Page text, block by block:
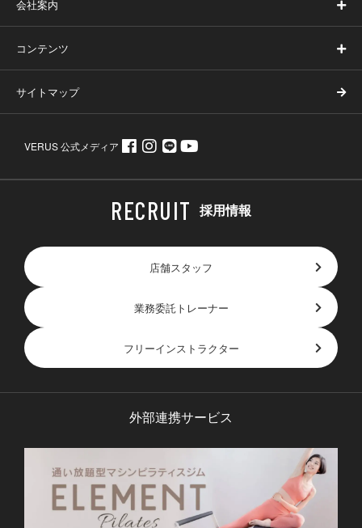
会社案内
コンテンツ
サイトマップ
VERUS 公式メディア
採用情報
店舗スタッフ
業務委託トレーナー
フリーインストラクター
外部連携サービス